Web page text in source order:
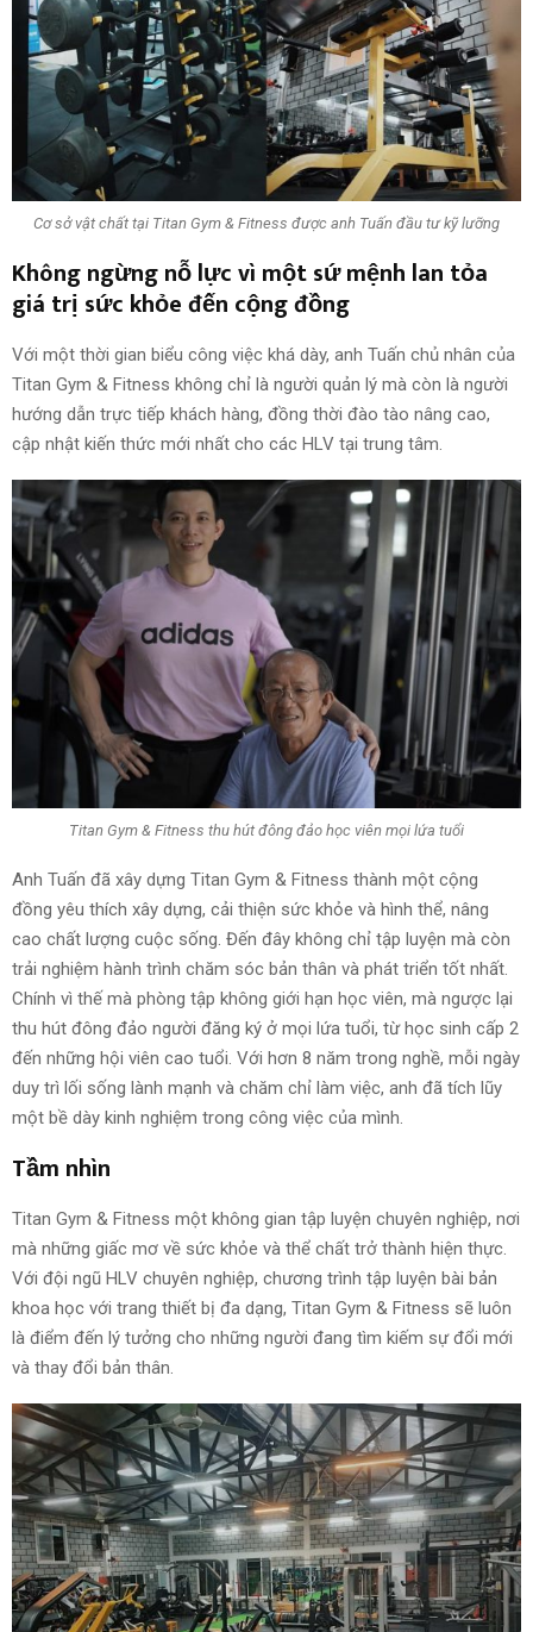
Cơ sở vật chất tại Titan Gym & Fitness được anh Tuấn đầu tư kỹ lưỡng
Không ngừng nỗ lực vì một sứ mệnh lan tỏa
giá trị sức khỏe đến cộng đồng
Với một thời gian biểu công việc khá dày, anh Tuấn chủ nhân của
Titan Gym & Fitness không chỉ là người quản lý mà còn là người
hướng dẫn trực tiếp khách hàng, đồng thời đào tào nâng cao,
cập nhật kiến thức mới nhất cho các HLV tại trung tâm.
Titan Gym & Fitness thu hút đông đảo học viên mọi lứa tuổi
Anh Tuấn đã xây dựng Titan Gym & Fitness thành một cộng
đồng yêu thích xây dựng, cải thiện sức khỏe và hình thể, nâng
cao chất lượng cuộc sống. Đến đây không chỉ tập luyện mà còn
trải nghiệm hành trình chăm sóc bản thân và phát triển tốt nhất.
Chính vì thế mà phòng tập không giới hạn học viên, mà ngược lại
thu hút đông đảo người đăng ký ở mọi lứa tuổi, từ học sinh cấp 2
đến những hội viên cao tuổi. Với hơn 8 năm trong nghề, mỗi ngày
duy trì lối sống lành mạnh và chăm chỉ làm việc, anh đã tích lũy
một bề dày kinh nghiệm trong công việc của mình.
Tầm nhìn
Titan Gym & Fitness một không gian tập luyện chuyên nghiệp, nơi
mà những giấc mơ về sức khỏe và thể chất trở thành hiện thực.
Với đội ngũ HLV chuyên nghiệp, chương trình tập luyện bài bản
khoa học với trang thiết bị đa dạng, Titan Gym & Fitness sẽ luôn
là điểm đến lý tưởng cho những người đang tìm kiếm sự đổi mới
và thay đổi bản thân.